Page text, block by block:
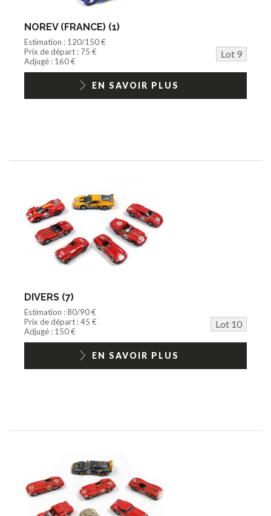
NOREV (FRANCE) (1)
Estimation : 120/150 €
Prix de départ : 75 €
Lot 9
Adjugé : 160 €
EN SAVOIR PLUS
DIVERS (7)
Estimation : 80/90 €
Prix de départ : 45 €
Lot 10
Adjugé : 150 €
EN SAVOIR PLUS